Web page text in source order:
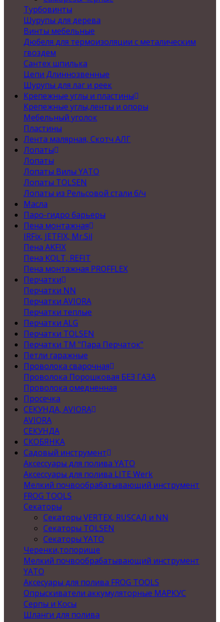
Турбовинты
Шурупы для дерева
Винты мебельные
Дюбеля для термоизоляции с металическим
гвоздем
Сантех шпилька
Цепи Длиннозвенные
Шурупы для лаг и реек
Крепежные углы и пластины
Крепежные углы,ленты и опоры
Мебельный уголок
Пластины
Лента малярная, Скотч АЛГ
Лопаты
Лопаты
Лопаты Вилы YATO
Лопаты TOLSEN
Лопаты из Рельсовой стали б/ч
Масла
Паро-гидро барьеры
Пена монтажная
IRFix, JETFIX, Mr.Sil
Пена AKFIX
Пена KOLT, REFIT
Пена монтажная PROFFLEX
Перчатки
Перчатки NN
Перчатки AVIORA
Перчатки теплые
Перчатки ALG
Перчатки TOLSEN
Перчатки ТМ "Пара Перчаток"
Петли гаражные
Проволока сварочная
Проволока Порошковая БЕЗ ГАЗА
Проволока омедненная
Просечка
СЕКУНДА, AVIORA
AVIORA
СЕКУНДА
СКОБЯНКА
Садовый инструмент
Аксессуары для полива YATO
Аксессуары для полива LITE Werk
Мелкий почвообрабатывающий инструмент
FROG TOOLS
Секаторы
Секаторы VERTEX, RUSСАД и NN
Секаторы TOLSEN
Секаторы YATO
Черенки,топорище
Мелкий почвообрабатывающий инструмент
YATO
Аксесуары для полива FROG TOOLS
Опрыскиватели аккумуляторные МАРКУС
Серпы и Косы
Шланги для полива